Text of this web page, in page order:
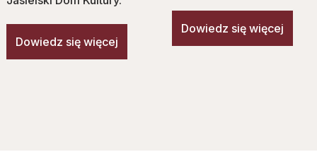
Dowiedz się więcej
Dowiedz się więcej